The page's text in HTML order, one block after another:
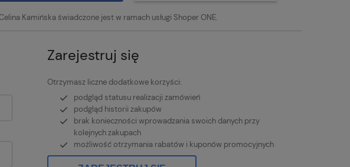
Kamińska świadczone jest w ramach usługi Shoper ONE.
Zarejestruj się
Otrzymasz liczne dodatkowe korzyści:
podgląd statusu realizacji zamówień
podgląd historii zakupów
brak konieczności wprowadzania swoich danych przy
kolejnych zakupach
możliwość otrzymania rabatów i kuponów promocyjnych